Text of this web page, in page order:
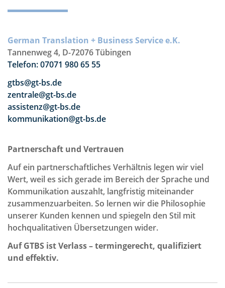
German Translation + Business Service e.K.
Tannenweg 4, D-72076 Tübingen
Telefon: 07071 980 65 55
gtbs@gt-bs.de
zentrale@gt-bs.de
assistenz@gt-bs.de
kommunikation@gt-bs.de
Partnerschaft und Vertrauen
Auf ein partnerschaftliches Verhältnis legen wir viel
Wert, weil es sich gerade im Bereich der Sprache und
Kommunikation auszahlt, langfristig miteinander
zusammenzuarbeiten. So lernen wir die Philosophie
unserer Kunden kennen und spiegeln den Stil mit
hochqualitativen Übersetzungen wider.
Auf GTBS ist Verlass – termingerecht, qualifiziert
und effektiv.